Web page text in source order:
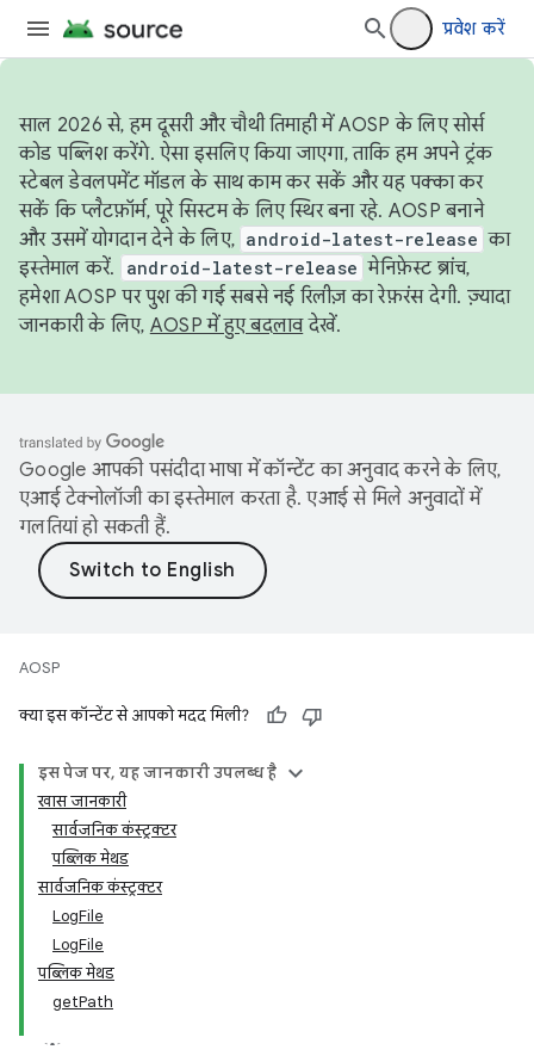
प्रवेश करें
साल 2026 से, हम दूसरी और चौथी तिमाही में AOSP के लिए सोर्स
कोड पब्लिश करेंगे. ऐसा इसलिए किया जाएगा, ताकि हम अपने ट्रंक
स्टेबल डेवलपमेंट मॉडल के साथ काम कर सकें और यह पक्का कर
सकें कि प्लैटफ़ॉर्म, पूरे सिस्टम के लिए स्थिर बना रहे. AOSP बनाने
और उसमें योगदान देने के लिए, android-latest-release का
इस्तेमाल करें.
android-latest-release मेनिफ़ेस्ट ब्रांच,
हमेशा AOSP पर पुश की गई सबसे नई रिलीज़ का रेफ़रंस देगी. ज़्यादा
जानकारी के लिए, AOSP में हुए बदलावदेखें.
Google आपकी पसंदीदा भाषा में कॉन्टेंट का अनुवाद करने के लिए,
एआई टेक्नोलॉजी का इस्तेमाल करता है. एआई से मिले अनुवादों में
गलतियां हो सकती हैं.
AOSP
क्या इस कॉन्टेंट से आपको मदद मिली?
इस पेज पर, यह जानकारी उपलब्ध है
खास जानकारी
सार्वजनिक कंस्ट्रक्टर
पब्लिक मेथड
सार्वजनिक कंस्ट्रक्टर
LogFile
LogFile
पब्लिक मेथड
getPath